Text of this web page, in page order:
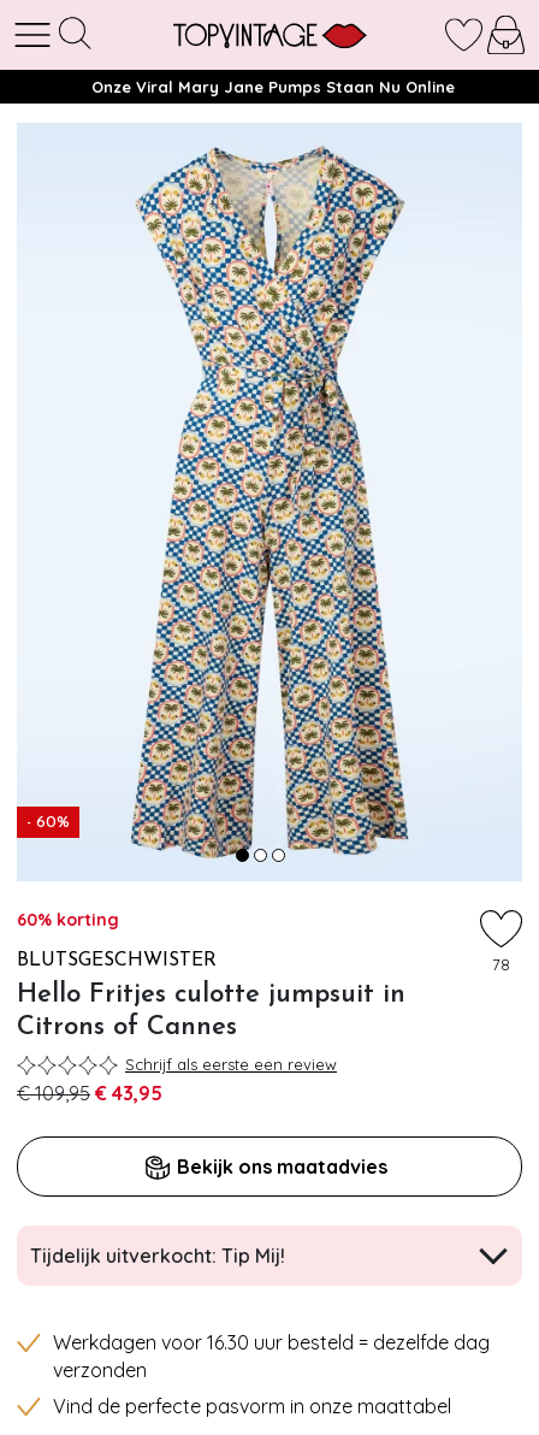
Onze Viral Mary Jane Pumps Staan Nu Online
- 60%
60% korting
BLUTSGESCHWISTER
Hello Fritjes culotte jumpsuit in
Citrons of Cannes
78
Schrijf als eerste een review
€ 109,95 € 43,95
Bekijk ons maatadvies
Tijdelijk uitverkocht: Tip Mij!
Werkdagen voor 16.30 uur besteld = dezelfde dag
verzonden
Vind de perfecte pasvorm in onze maattabel